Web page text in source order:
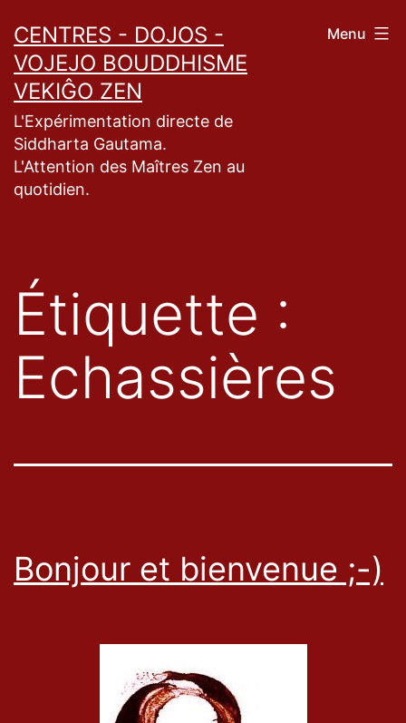
au
contenu
CENTRES - DOJOS -
VOJEJO BOUDDHISME
VEKIĜO ZEN
L'Expérimentation directe de
Siddharta Gautama.
L'Attention des Maîtres Zen au
quotidien.
Menu
Étiquette :
Echassières
Bonjour et bienvenue ;-)